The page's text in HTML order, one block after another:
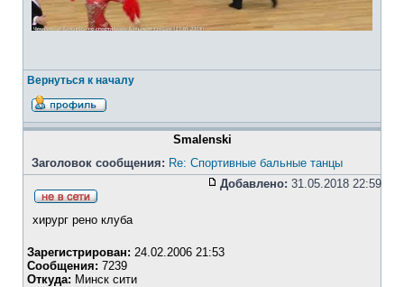
Вернуться к началу
Smalenski
Заголовок сообщения: Re: Спортивные бальные танцы
Добавлено: 31.05.2018 22:59
хирург рено клуба
Зарегистрирован: 24.02.2006 21:53
Сообщения: 7239
Откуда: Минск сити